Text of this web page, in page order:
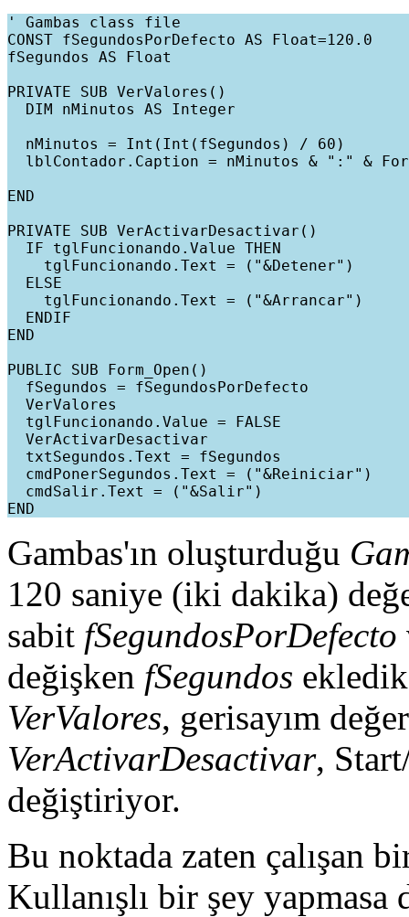
' Gambas class file
CONST fSegundosPorDefecto AS Float=120.0
fSegundos AS Float
PRIVATE SUB VerValores()
  DIM nMinutos AS Integer
  nMinutos = Int(Int(fSegundos) / 60)
lblContador.Caption = nMinutos & ":" &
END
PRIVATE SUB VerActivarDesactivar()
  IF tglFuncionando.Value THEN
    tglFuncionando.Text = ("&Detener")
  ELSE
    tglFuncionando.Text = ("&Arrancar")
  ENDIF
END
PUBLIC SUB Form_Open()
  fSegundos = fSegundosPorDefecto
  VerValores
  tglFuncionando.Value = FALSE
  VerActivarDesactivar
  txtSegundos.Text = fSegundos
  cmdPonerSegundos.Text = ("&Reiniciar")
  cmdSalir.Text = ("&Salir")
Gambas'ın oluşturduğu
120 saniye (iki dakika)
sabit fSegundosPorDefecto
değişken fSegundos
VerValores, gerisayım
VerActivarDesactivar,
değiştiriyor.
Bu noktada zaten çalışan
Kullanışlı bir şey yapmasa